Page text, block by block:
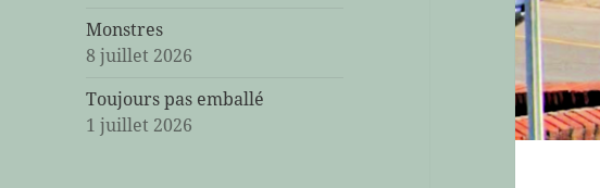
Monstres
8 juillet 2026
Toujours pas emballé
1 juillet 2026